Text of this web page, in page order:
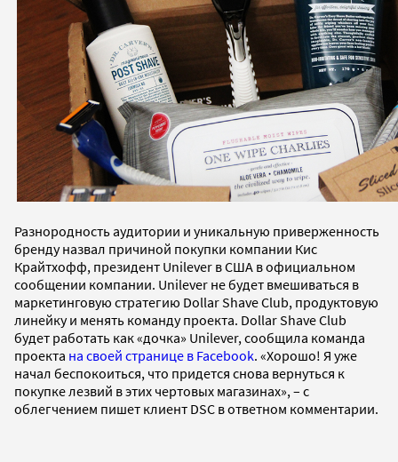
Разнородность аудитории и уникальную приверженность
бренду назвал причиной покупки компании Кис
Крайтхофф, президент Unilever в США в официальном
сообщении компании. Unilever не будет вмешиваться в
маркетинговую стратегию Dollar Shave Club, продуктовую
линейку и менять команду проекта. Dollar Shave Club
будет работать как «дочка» Unilever, сообщила команда
проекта на своей странице в Facebook. «Хорошо! Я уже
начал беспокоиться, что придется снова вернуться к
покупке лезвий в этих чертовых магазинах», – с
облегчением пишет клиент DSC в ответном комментарии.